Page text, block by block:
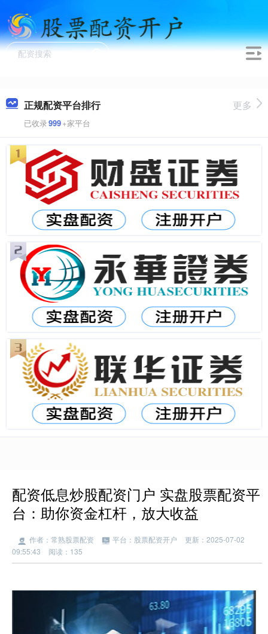
正规配资平台排行
已收录999+家平台
更多
配资低息炒股配资门户 实盘股票配资平
台：助你资金杠杆，放大收益
作者：常熟股票配资 平台：股票配资开户
更新：2025-07-02
09:55:43
阅读：135